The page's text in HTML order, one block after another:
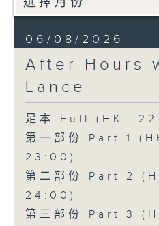
06/08/2026
After Hours
Lance
足本 Full (HKT
第一部份 Part 1
23:00)
第二部份 Part 2
24:00)
第三部份 Part 3